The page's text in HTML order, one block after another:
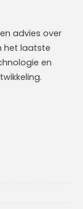
advies over
het laatste
en